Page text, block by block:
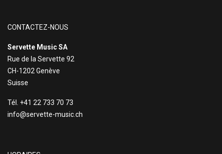
CONTACTEZ-NOUS
Servette Music SA
Rue de la Servette 92
CH-1202 Genève
Suisse
Tél. +41 22 733 70 73
info@servette-music.ch